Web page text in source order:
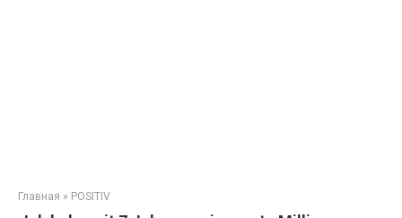
Главная » POSITIV